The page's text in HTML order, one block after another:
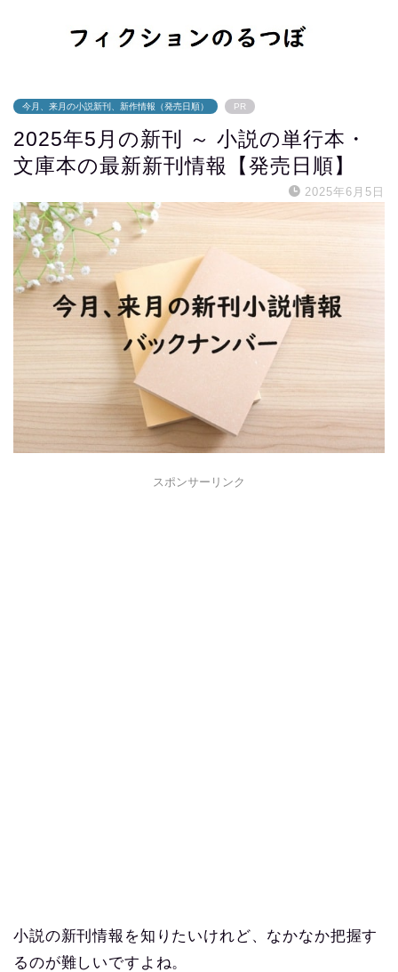
今月、来月の小説新刊、新作情報（発売日順） PR
2025年5月の新刊 ～ 小説の単行本・
文庫本の最新新刊情報【発売日順】
2025年6月5日
スポンサーリンク
小説の新刊情報を知りたいけれど、なかなか把握す
るのが難しいですよね。